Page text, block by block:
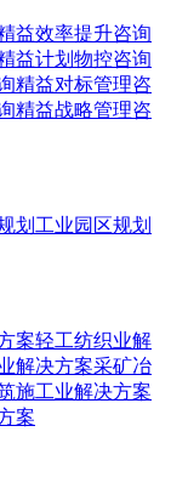
益效率提升咨询
益计划物控咨询
精益对标管理咨
精益战略管理咨
划 工业园区规划
案轻工纺织业解
解决方案采矿冶
施工业解决方案
案